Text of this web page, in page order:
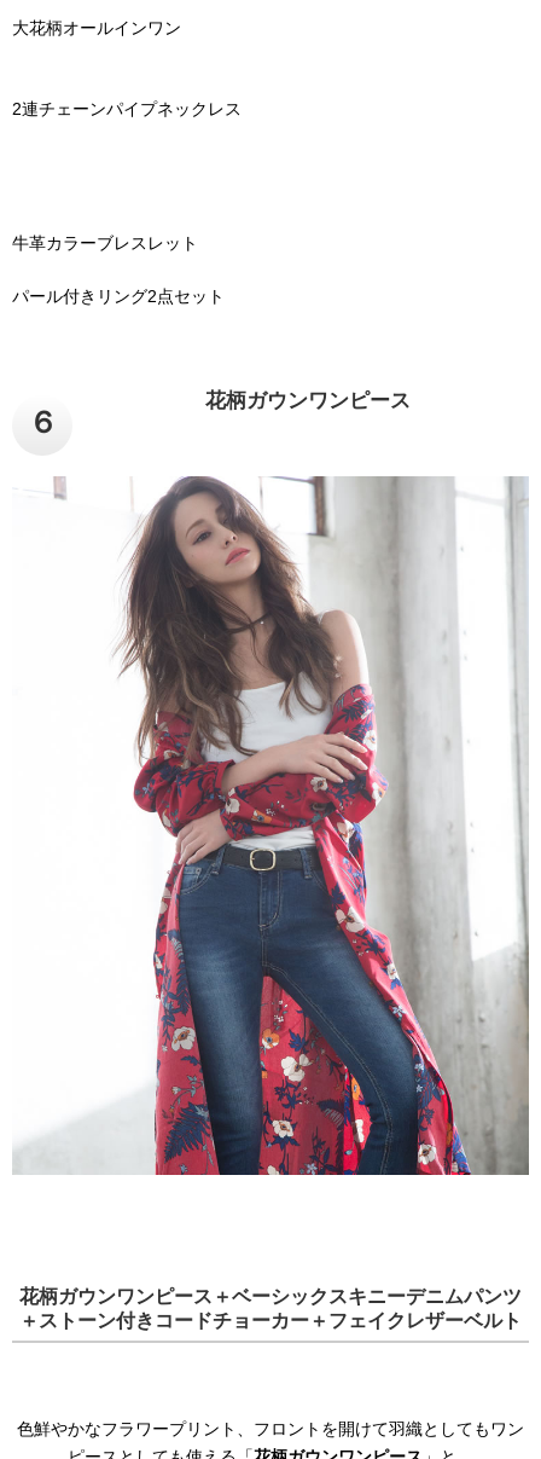
大花柄オールインワン
2連チェーンパイプネックレス
牛革カラーブレスレット
パール付きリング2点セット
６
花柄ガウンワンピース
花柄ガウンワンピース＋ベーシックスキニーデニムパンツ
＋ストーン付きコードチョーカー＋フェイクレザーベルト
色鮮やかなフラワープリント、フロントを開けて羽織としてもワン